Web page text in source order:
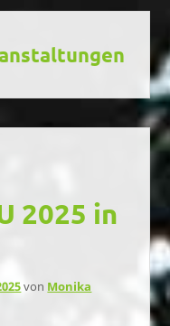
2025 in
von Monika